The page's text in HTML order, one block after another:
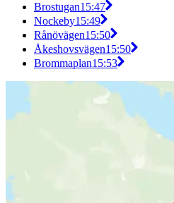
Brostugan15:47
Nockeby15:49
Rånövägen15:50
Åkeshovsvägen15:50
Brommaplan15:53